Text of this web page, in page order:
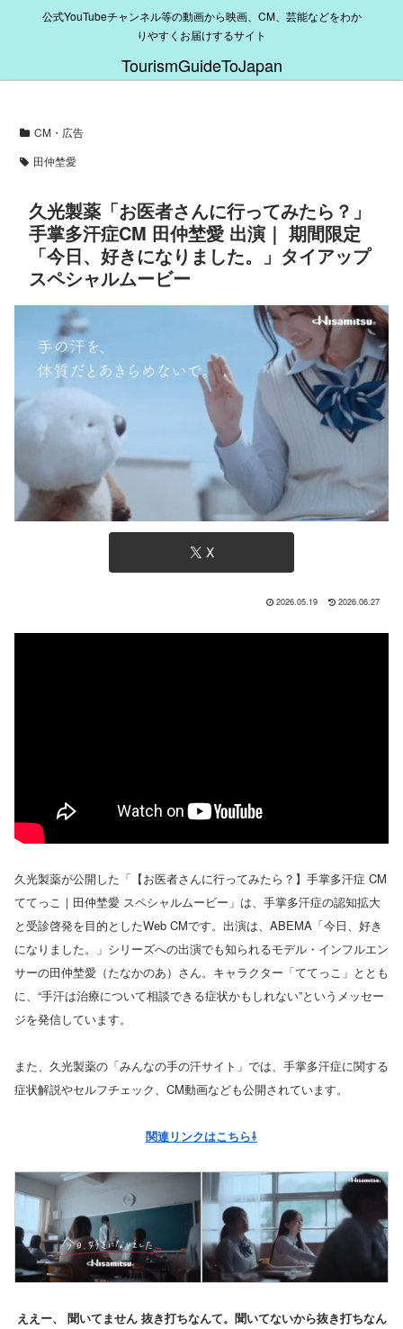
公式YouTubeチャンネル等の動画から映画、CM、芸能などをわか
りやすくお届けするサイト
TourismGuideToJapan
CM・広告
田仲埜愛
久光製薬「お医者さんに行ってみたら？」
手掌多汗症CM 田仲埜愛 出演｜ 期間限定
「今日、好きになりました。」タイアップ
スペシャルムービー
X
2026.05.19 2026.06.27
久光製薬が公開した「【お医者さんに行ってみたら？】手掌多汗症 CM
ててっこ｜田仲埜愛 スペシャルムービー」は、手掌多汗症の認知拡大
と受診啓発を目的としたWeb CMです。出演は、ABEMA「今日、好き
になりました。」シリーズへの出演でも知られるモデル・インフルエン
サーの田仲埜愛（たなかのあ）さん。キャラクター「ててっこ」ととも
に、“手汗は治療について相談できる症状かもしれない”というメッセー
ジを発信しています。
また、久光製薬の「みんなの手の汗サイト」では、手掌多汗症に関する
症状解説やセルフチェック、CM動画なども公開されています。
関連リンクはこちら⇩
ええー、 聞いてません 抜き打ちなんて。聞いてないから抜き打ちなん